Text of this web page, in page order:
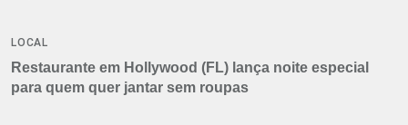
LOCAL
Restaurante em Hollywood (FL) lança noite especial
para quem quer jantar sem roupas